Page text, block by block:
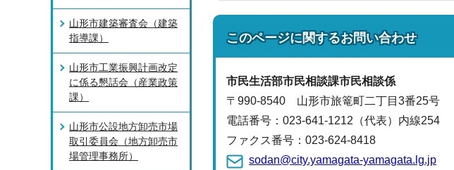
このページに関するお問い合わせ
市民生活部市民相談課市民相談係
〒990-8540 山形市旅篭町二丁目3番25号
電話番号： 023-641-1212（代表） 内線254
ファクス番号：023-624-8418
sodan@city.yamagata-yamagata.lg.jp
山形市建築審査会（建築
指導課）
山形市工業振興計画改定
に係る懇話会（産業政策
課）
山形市公設地方卸売市場
取引委員会（地方卸売市
場管理事務所）